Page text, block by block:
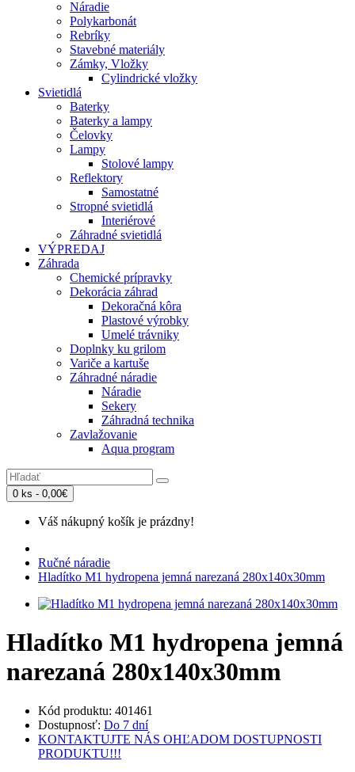
Náradie
Polykarbonát
Rebríky
Stavebné materiály
Zámky, Vložky
Cylindrické vložky
Svietidlá
Baterky
Baterky a lampy
Čelovky
Lampy
Stolové lampy
Reflektory
Samostatné
Stropné svietidlá
Interiérové
Záhradné svietidlá
VÝPREDAJ
Záhrada
Chemické prípravky
Dekorácia záhrad
Dekoračná kôra
Plastové výrobky
Umelé trávniky
Doplnky ku grilom
Variče a kartuše
Záhradné náradie
Náradie
Sekery
Záhradná technika
Zavlažovanie
Aqua program
0 ks - 0,00€
Váš nákupný košík je prázdny!
Ručné náradie
Hladítko M1 hydropena jemná narezaná 280x140x30mm
Hladítko M1 hydropena jemná
narezaná 280x140x30mm
Kód produktu: 401461
Dostupnosť: Do 7 dní
KONTAKTUJTE NÁS OHĽADOM DOSTUPNOSTI
PRODUKTU!!!